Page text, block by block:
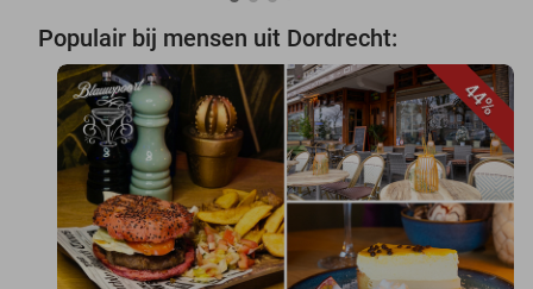
Populair bij mensen uit Dordrecht:
44%